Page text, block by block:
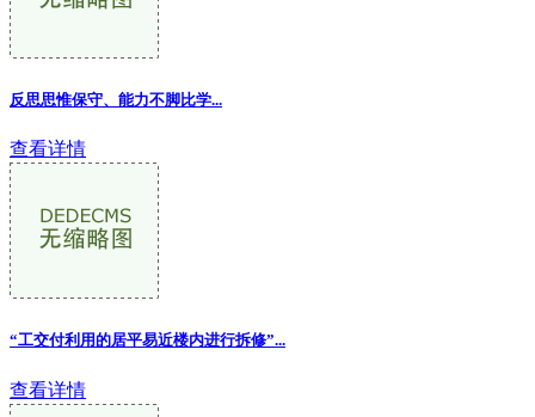
反思思惟保守、能力不脚比学...
查看详情
“工交付利用的居平易近楼内进行拆修”...
查看详情